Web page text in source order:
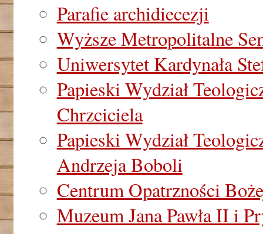
Parafie archidiecezji
Wyższe Metropolitalne
Uniwersytet Kardynała
Papieski Wydział
Chrzciciela
Papieski Wydział
Andrzeja Boboli
Centrum Opatrzności
Muzeum Jana Pawła II i